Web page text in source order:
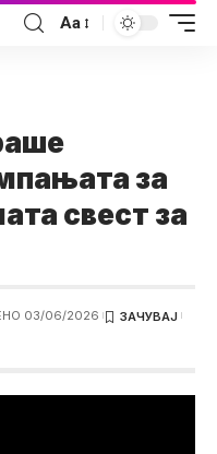
Аа
за
свест за
03/06/2026